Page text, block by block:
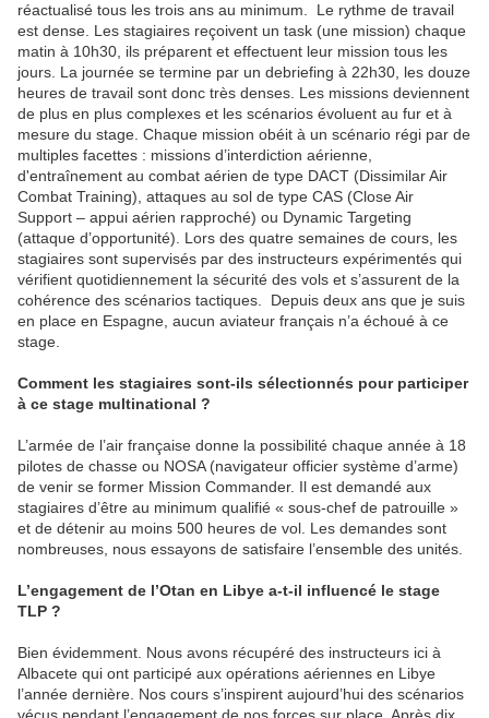
réactualisé tous les trois ans au minimum. Le rythme de travail
est dense. Les stagiaires reçoivent un task (une mission) chaque
matin à 10h30, ils préparent et effectuent leur mission tous les
jours. La journée se termine par un debriefing à 22h30, les douze
heures de travail sont donc très denses. Les missions deviennent
de plus en plus complexes et les scénarios évoluent au fur et à
mesure du stage. Chaque mission obéit à un scénario régi par de
multiples facettes : missions d’interdiction aérienne,
d'entraînement au combat aérien de type DACT (Dissimilar Air
Combat Training), attaques au sol de type CAS (Close Air
Support – appui aérien rapproché) ou Dynamic Targeting
(attaque d’opportunité). Lors des quatre semaines de cours, les
stagiaires sont supervisés par des instructeurs expérimentés qui
vérifient quotidiennement la sécurité des vols et s’assurent de la
cohérence des scénarios tactiques. Depuis deux ans que je suis
en place en Espagne, aucun aviateur français n’a échoué à ce
stage.
Comment les stagiaires sont-ils sélectionnés pour participer
à ce stage multinational ?
L’armée de l’air française donne la possibilité chaque année à 18
pilotes de chasse ou NOSA (navigateur officier système d’arme)
de venir se former Mission Commander. Il est demandé aux
stagiaires d’être au minimum qualifié « sous-chef de patrouille »
et de détenir au moins 500 heures de vol. Les demandes sont
nombreuses, nous essayons de satisfaire l’ensemble des unités.
L’engagement de l’Otan en Libye a-t-il influencé le stage
TLP ?
Bien évidemment. Nous avons récupéré des instructeurs ici à
Albacete qui ont participé aux opérations aériennes en Libye
l’année dernière. Nos cours s’inspirent aujourd’hui des scénarios